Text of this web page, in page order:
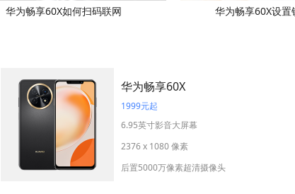
华为畅享60X如何扫码联网 华为畅享60X设置
华为畅享60X
1999元起
6.95英寸影音大屏幕
2376 x 1080 像素
后置5000万像素超清摄像头